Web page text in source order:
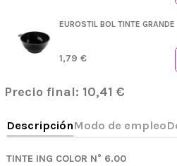
EUROSTIL BOL TINTE GRANDE
1,79 €
Precio final: 10,41 €
TINTE ING COLOR N° 6.00